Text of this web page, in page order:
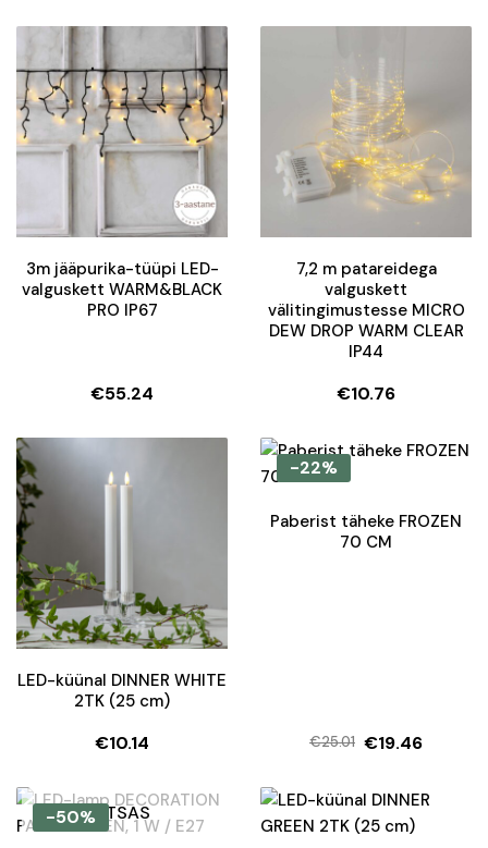
3m jääpurika-tüüpi LED-
valguskett WARM&BLACK
PRO IP67
€55.24
7,2 m patareidega
valguskett
välitingimustesse MICRO
DEW DROP WARM CLEAR
IP44
€10.76
LED-küünal DINNER WHITE
2TK (25 cm)
€10.14
-22%
Paberist täheke FROZEN
70 CM
€25.01
Algne
oli:
€25.01.
€19.46
Current
is:
€19.46.
-50%OTSAS